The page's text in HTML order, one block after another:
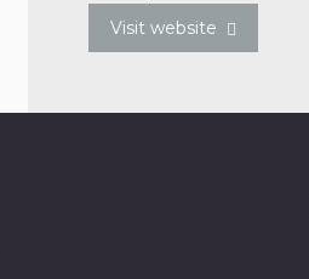
Visit website